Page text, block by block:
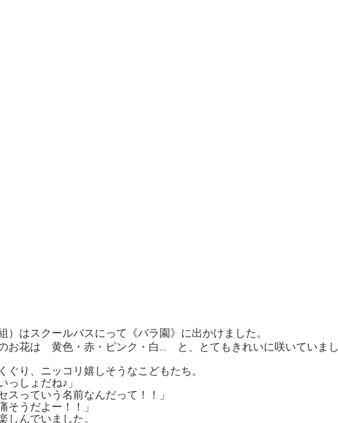
）はスクールバスにって《バラ園》に出かけました。
お花は　黄色・赤・ピンク・白…　と、とてもきれいに咲いていまし
ぐり、ニッコリ嬉しそうなこどもたち。
っしょだね♪」
スっていう名前なんだって！！」
そうだよー！！」
しんでいました。